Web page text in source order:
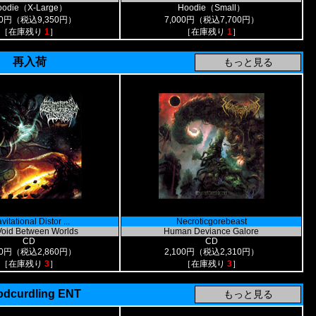
（X-Large）
円（税込9,350円）
［在庫残り 1］
Hoodie（Small）
7,000円（税込7,700円）
［在庫残り 1］
再入荷
Distor ...
Between Worlds
CD
円（税込2,860円）
［在庫残り 3］
Necroticgorebeast
Human Deviance Galore
CD
2,100円（税込2,310円）
［在庫残り 3］
ENT